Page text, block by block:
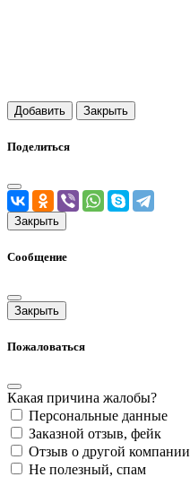
Добавить Закрыть
Поделиться
Закрыть
Сообщение
Закрыть
Пожаловаться
Какая причина жалобы?
Персональные данные
Заказной отзыв, фейк
Отзыв о другой компании
Не полезный, спам